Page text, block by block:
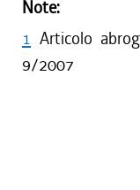
Note:
1 Articolo
9/2007